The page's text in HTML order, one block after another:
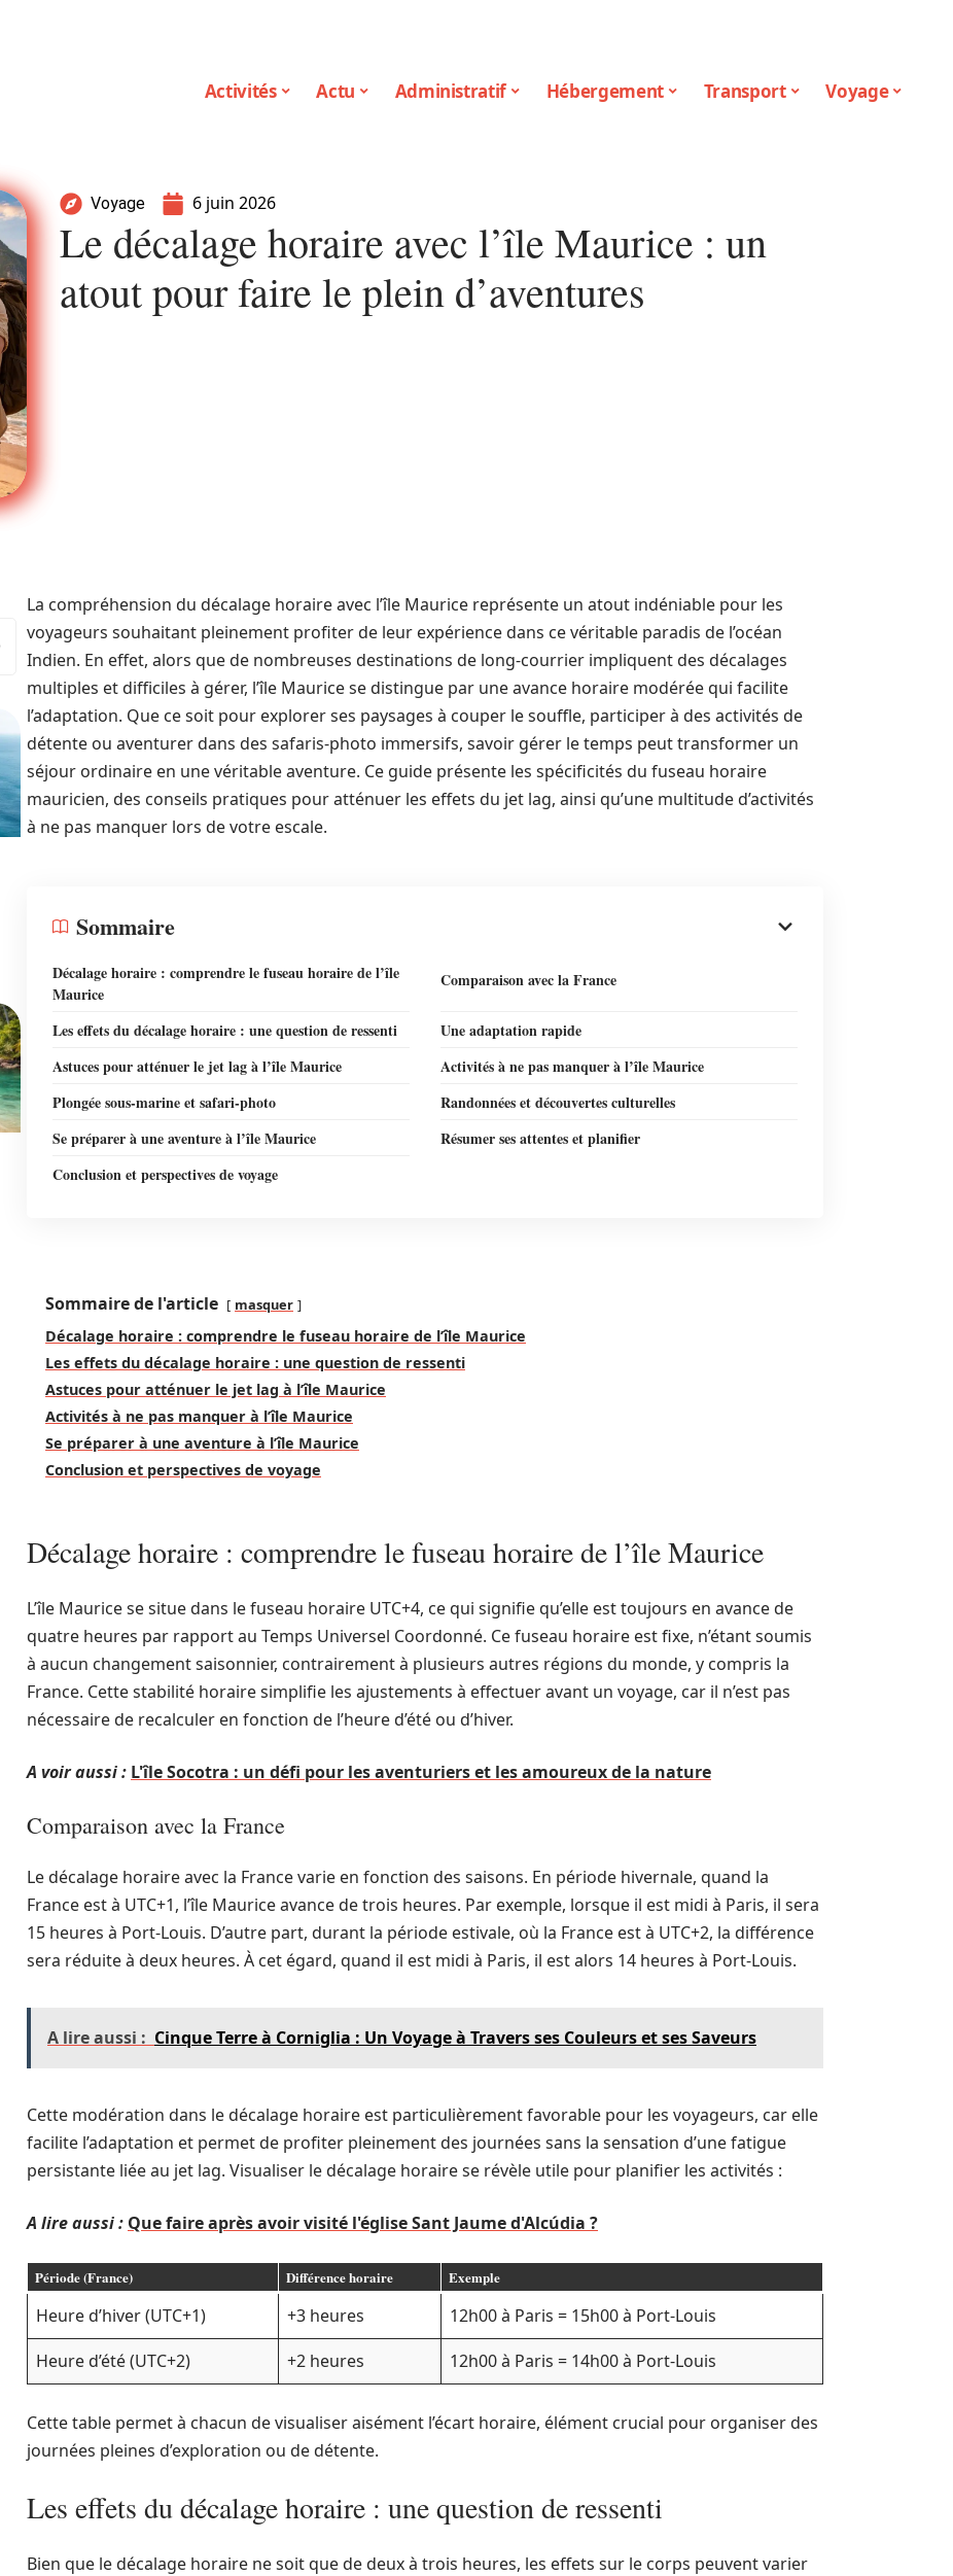
Activités Actu Administratif Hébergement Transport Voyage
Voyage 6 juin 2026
Le décalage horaire avec l’île Maurice : un
atout pour faire le plein d’aventures
La compréhension du décalage horaire avec l’île Maurice représente un atout indéniable pour les
voyageurs souhaitant pleinement profiter de leur expérience dans ce véritable paradis de l’océan
Indien. En effet, alors que de nombreuses destinations de long-courrier impliquent des décalages
multiples et difficiles à gérer, l’île Maurice se distingue par une avance horaire modérée qui facilite
l’adaptation. Que ce soit pour explorer ses paysages à couper le souffle, participer à des activités de
détente ou aventurer dans des safaris-photo immersifs, savoir gérer le temps peut transformer un
séjour ordinaire en une véritable aventure. Ce guide présente les spécificités du fuseau horaire
mauricien, des conseils pratiques pour atténuer les effets du jet lag, ainsi qu’une multitude d’activités
à ne pas manquer lors de votre escale.
Sommaire
Décalage horaire : comprendre le fuseau horaire de l’île
Maurice
Comparaison avec la France
Les effets du décalage horaire : une question de ressenti
Une adaptation rapide
Astuces pour atténuer le jet lag à l’île Maurice
Activités à ne pas manquer à l’île Maurice
Plongée sous-marine et safari-photo
Randonnées et découvertes culturelles
Se préparer à une aventure à l’île Maurice
Résumer ses attentes et planifier
Conclusion et perspectives de voyage
Sommaire de l'article masquer
Décalage horaire : comprendre le fuseau horaire de l’île Maurice
Les effets du décalage horaire : une question de ressenti
Astuces pour atténuer le jet lag à l’île Maurice
Activités à ne pas manquer à l’île Maurice
Se préparer à une aventure à l’île Maurice
Conclusion et perspectives de voyage
Décalage horaire : comprendre le fuseau horaire de l’île Maurice
L’île Maurice se situe dans le fuseau horaire UTC+4, ce qui signifie qu’elle est toujours en avance de
quatre heures par rapport au Temps Universel Coordonné. Ce fuseau horaire est fixe, n’étant soumis
à aucun changement saisonnier, contrairement à plusieurs autres régions du monde, y compris la
France. Cette stabilité horaire simplifie les ajustements à effectuer avant un voyage, car il n’est pas
nécessaire de recalculer en fonction de l’heure d’été ou d’hiver.
A voir aussi : L'île Socotra : un défi pour les aventuriers et les amoureux de la nature
Comparaison avec la France
Le décalage horaire avec la France varie en fonction des saisons. En période hivernale, quand la
France est à UTC+1, l’île Maurice avance de trois heures. Par exemple, lorsque il est midi à Paris, il sera
15 heures à Port-Louis. D’autre part, durant la période estivale, où la France est à UTC+2, la différence
sera réduite à deux heures. À cet égard, quand il est midi à Paris, il est alors 14 heures à Port-Louis.
A lire aussi : Cinque Terre à Corniglia : Un Voyage à Travers ses Couleurs et ses Saveurs
Cette modération dans le décalage horaire est particulièrement favorable pour les voyageurs, car elle
facilite l’adaptation et permet de profiter pleinement des journées sans la sensation d’une fatigue
persistante liée au jet lag. Visualiser le décalage horaire se révèle utile pour planifier les activités :
A lire aussi : Que faire après avoir visité l'église Sant Jaume d'Alcúdia ?
Période (France) Différence horaire Exemple
Heure d’hiver (UTC+1) +3 heures
12h00 à Paris = 15h00 à Port-Louis
Heure d’été (UTC+2)
+2 heures 12h00 à Paris = 14h00 à Port-Louis
Cette table permet à chacun de visualiser aisément l’écart horaire, élément crucial pour organiser des
journées pleines d’exploration ou de détente.
Les effets du décalage horaire : une question de ressenti
Bien que le décalage horaire ne soit que de deux à trois heures, les effets sur le corps peuvent varier